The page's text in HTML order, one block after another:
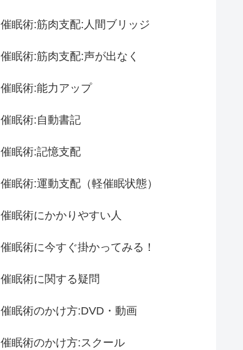
催眠術:筋肉支配:人間ブリッジ
催眠術:筋肉支配:声が出なく
催眠術:能力アップ
催眠術:自動書記
催眠術:記憶支配
催眠術:運動支配（軽催眠状態）
催眠術にかかりやすい人
催眠術に今すぐ掛かってみる！
催眠術に関する疑問
催眠術のかけ方:DVD・動画
催眠術のかけ方:スクール